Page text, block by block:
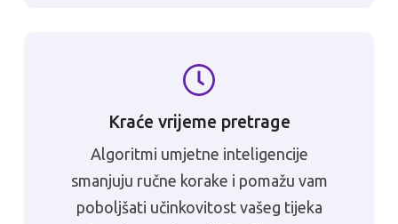
Kraće vrijeme pretrage
Algoritmi umjetne inteligencije
smanjuju ručne korake i pomažu vam
poboljšati učinkovitost vašeg tijeka